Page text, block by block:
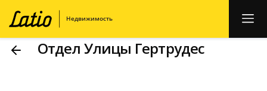
Отдел Улицы Гертрудес